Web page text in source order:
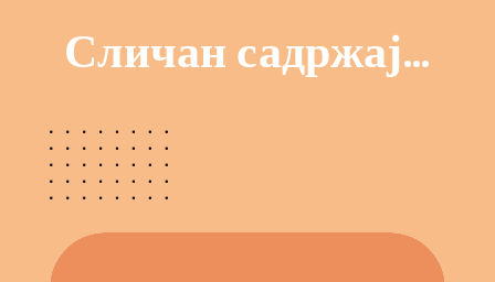
Сличан садржај…